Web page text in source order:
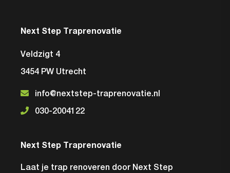
Next Step Traprenovatie
Veldzigt 4
3454 PW Utrecht
info@nextstep-traprenovatie.nl
030-2004122
Next Step Traprenovatie
Laat je trap renoveren door Next Step